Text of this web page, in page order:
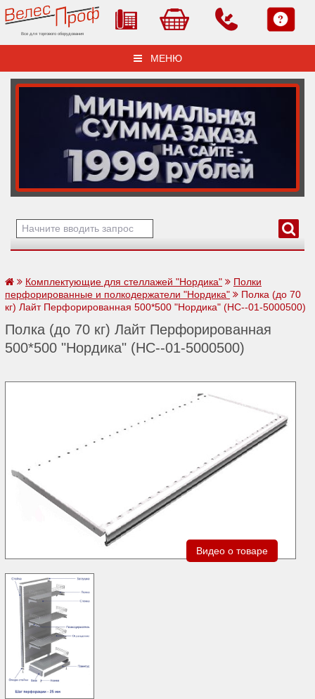
Все для торгового оборудования
МЕНЮ
Комплектующие для стеллажей "Нордика"
Полки
перфорированные и полкодержатели "Нордика"
Полка (до 70
кг) Лайт Перфорированная 500*500 "Нордика" (НС--01-5000500)
Полка (до 70 кг) Лайт Перфорированная
500*500 "Нордика" (НС--01-5000500)
Видео о товаре